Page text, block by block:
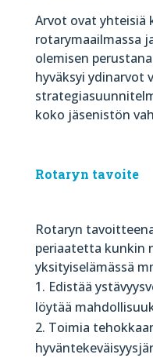
Arvot ovat yhteisiä
rotarymaailmassa
olemisen
hyväksyi ydinarvot
koko jäsenistön
Rotaryn tavoite
Rotaryn
periaatetta kunkin
yksityiselämässä
Edistää
löytää
Toimia